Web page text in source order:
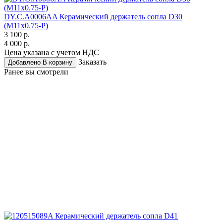
DY.C.A0006AA Керамический держатель сопла D30
(M11x0.75-P)
3 100 р.
4 000 р.
Цена указана с учетом НДС
Добавлено В корзину
Заказать
Ранее вы смотрели